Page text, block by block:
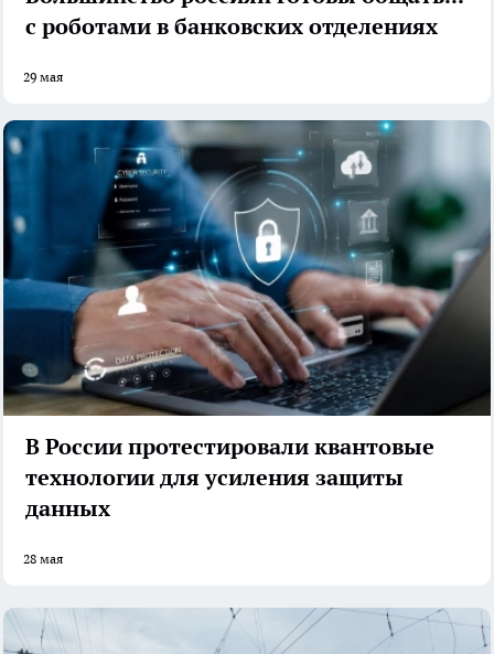
с роботами в банковских отделениях
29 мая
В России протестировали квантовые
технологии для усиления защиты
данных
28 мая